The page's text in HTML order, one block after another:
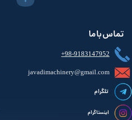
+98-9183147952
تماس با ما
اینستاگرام
javadimachinery@gmail.com​​​​​​​​
تلگرام